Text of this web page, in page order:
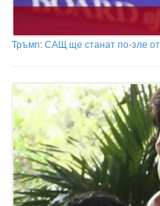
Тръмп: САЩ ще станат по-зле